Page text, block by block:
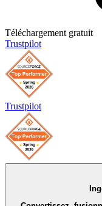
Téléchargement gratuit
Trustpilot
Trustpilot